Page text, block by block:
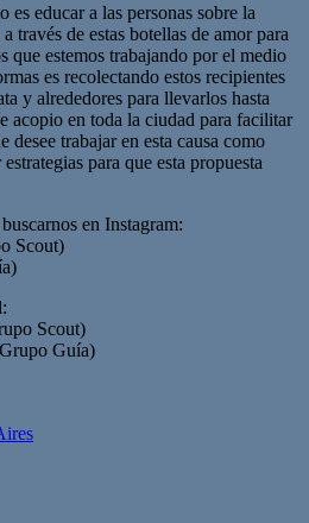
educar a las personas sobre la
través de estas botellas de amor para
que estemos trabajando por el medio
es recolectando estos recipientes
y alrededores para llevarlos hasta
acopio en toda la ciudad para facilitar
desee trabajar en esta causa como
para que esta propuesta
en Instagram:
Scout)
Scout)
Guía)